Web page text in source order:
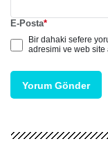
E-Posta*
Bir dahaki sefere
adresimi ve web site
Yorum Gönder